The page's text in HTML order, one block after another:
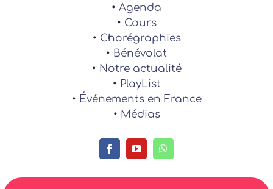
• Agenda
• Cours
• Chorégraphies
• Bénévolat
• Notre actualité
• PlayList
• Événements en France
• Médias